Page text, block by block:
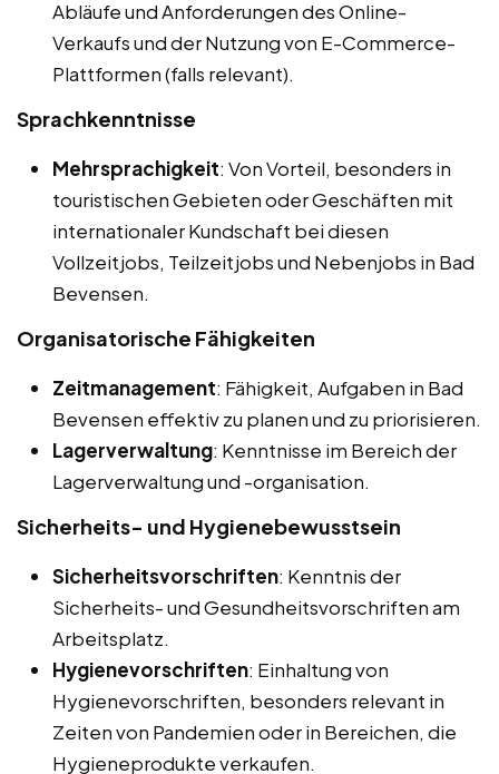
Abläufe und Anforderungen des Online-
Verkaufs und der Nutzung von E-Commerce-
Plattformen (falls relevant).
Sprachkenntnisse
Mehrsprachigkeit: Von Vorteil, besonders in
touristischen Gebieten oder Geschäften mit
internationaler Kundschaft bei diesen
Vollzeitjobs, Teilzeitjobs und Nebenjobs in Bad
Bevensen.
Organisatorische Fähigkeiten
Zeitmanagement: Fähigkeit, Aufgaben in Bad
Bevensen effektiv zu planen und zu priorisieren.
Lagerverwaltung: Kenntnisse im Bereich der
Lagerverwaltung und -organisation.
Sicherheits- und Hygienebewusstsein
Sicherheitsvorschriften: Kenntnis der
Sicherheits- und Gesundheitsvorschriften am
Arbeitsplatz.
Hygienevorschriften: Einhaltung von
Hygienevorschriften, besonders relevant in
Zeiten von Pandemien oder in Bereichen, die
Hygieneprodukte verkaufen.